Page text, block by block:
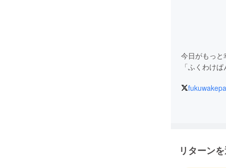
今日がもっと
「ふくわけ
リターン